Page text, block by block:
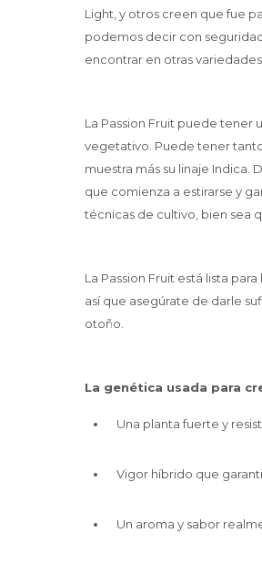
Light, y otros creen que fue
podemos decir con
encontrar en otras
La Passion Fruit puede
vegetativo. Puede tener
muestra más su linaje Indica.
que comienza a estirarse y
técnicas de cultivo, bien sea
La Passion Fruit está lista
así que asegúrate de darle
otoño.
La genética usada para
Una planta fuerte y
Vigor híbrido que
Un aroma y sabor